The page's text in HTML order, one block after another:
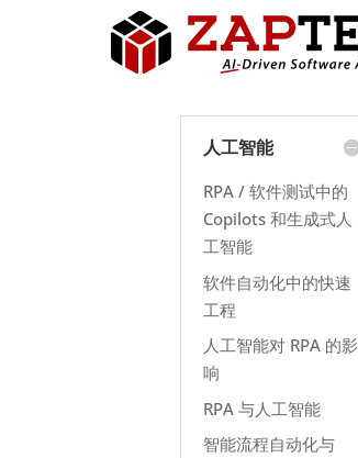
人工智能
RPA / 软件测试中的
Copilots 和生成式人
工智能
软件自动化中的快速
工程
人工智能对 RPA 的影
响
RPA 与人工智能
智能流程自动化与